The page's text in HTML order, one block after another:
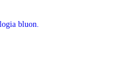
bluon.